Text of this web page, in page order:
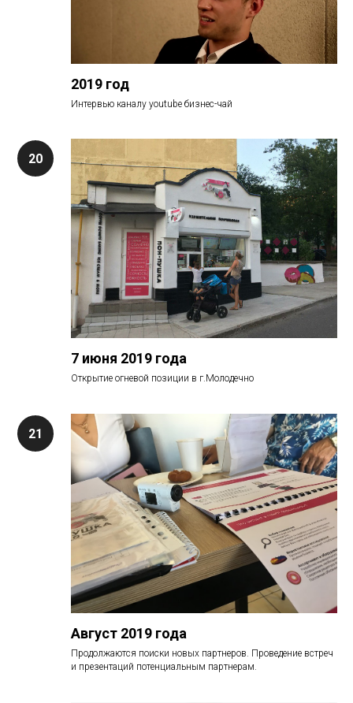
2019 год
Интервью каналу youtube бизнес-чай
7 июня 2019 года
Открытие огневой позиции в г.Молодечно
Август 2019 года
Продолжаются поиски новых партнеров. Проведение встреч
и презентаций потенциальным партнерам.